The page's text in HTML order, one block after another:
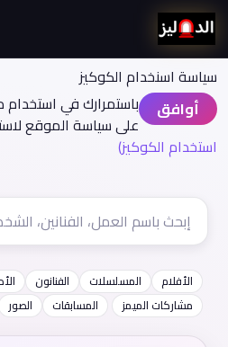
سياسة اسنخدام الكوكيز
أوافق
باستمرارك في
على سياسة الموقع
استخدام الكوكيز)
الأفلام المسلسلات الفنانون
مشاركات الميمز
المسابقات الصور